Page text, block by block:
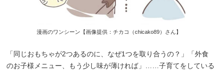
漫画のワンシーン【画像提供：チカコ（chicako89）さん】
「同じおもちゃが2つあるのに、なぜ1つを取り合うの？」「外食
のお子様メニュー、もう少し味が薄ければ」……子育てをしている